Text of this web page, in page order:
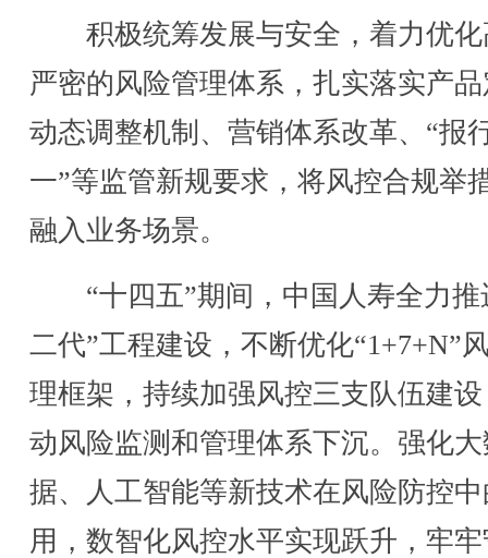
积极统筹发展与安全，着力优化
严密的风险管理体系，扎实落实产
动态调整机制、营销体系改革、“报
一”等监管新规要求，将风控合规举
融入业务场景。
“十四五”期间，中国人寿全力推
二代”工程建设，不断优化“1+7+N”
理框架，持续加强风控三支队伍建
动风险监测和管理体系下沉。强化
据、人工智能等新技术在风险防控
用，数智化风控水平实现跃升，牢